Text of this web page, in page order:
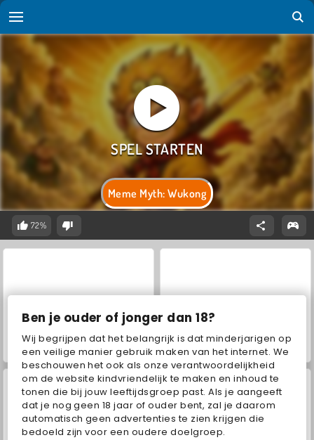
Ben je ouder of jonger dan 18?
Wij begrijpen dat het belangrijk is dat minderjarigen op
een veilige manier gebruik maken van het internet. We
beschouwen het ook als onze verantwoordelijkheid
om de website kindvriendelijk te maken en inhoud te
tonen die bij jouw leeftijdsgroep past. Als je aangeeft
dat je nog geen 18 jaar of ouder bent, zal je daarom
automatisch geen advertenties te zien krijgen die
bedoeld zijn voor een oudere doelgroep.
Meme Myth: Wukong
72%
Hidden Object: Street of Secrets VegaMix Da Vinci Puzzles